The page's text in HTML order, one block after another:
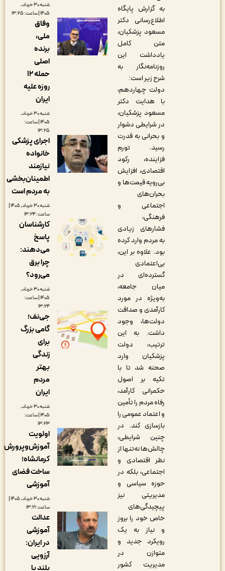
به گزارش پایگاه
اطلاع‌رسانی دکتر
مسعود پزشکیان،
متن کامل
یادداشت این
روزنامه‌نگار به
شرح زیر است:
دولت چهاردهم،
با هدایت دکتر
مسعود پزشکیان،
در شرایطی دشوار
و بحرانی به قدرت
رسید. تورم
فزاینده، رکود
اقتصادی، افزایش
بی‌رویه قیمت‌ها و
بحران‌های
اجتماعی و
فرهنگی،
فشارهای زیادی
به مردم وارد کرده
بود. علاوه بر این،
بی‌اعتمادی
گسترده‌ای در
میان جامعه،
به‌ویژه در مورد
کارآمدی و صداقت
دولت‌ها، وجود
داشت. به این
ترتیب، دولت
پزشکیان وارد
صحنه شد تا با
تکیه بر اصول
حکمرانی کارآمد،
رفاه مردم را تأمین
و اعتماد عمومی را
بازسازی کند. در
چنین شرایطی،
چالش‌ها نه‌تنها از
نظر اقتصادی و
اجتماعی، بلکه در
حوزه سیاسی و
مدیریتی نیز
پیچیدگی‌های
خاص خود را بروز
و نیاز به یک
رویکرد جدید و
متوازن در
مدیریت کشور
شنبه ۳۰ خرداد,
وفاق
ملی،
‌برنده
حمله ۱۲
روزه علیه
شنبه ۳۰ خرداد,
۱۴۰۵ | ساعت:
اجرای پزشکی
خانواده
نیازمند
اطمینان‌بخشی
به مردم است
شنبه ۳۰ خرداد, ۱۴۰۵ |
کارشناسان
پاسخ
می‌دهند:
می‌رود؟
شنبه ۳۰ خرداد,
۱۴۰۵ | ساعت:
جی‌نف؛
گامی بزرگ
برای
شنبه ۳۰ خرداد,
۱۴۰۵ | ساعت:
اولویت
آموزش‌وپرورش
کرمانشاه؛
ساخت فضای
آموزشی
شنبه ۳۰ خرداد, ۱۴۰۵ |
عدالت
آموزشی
در ایران: